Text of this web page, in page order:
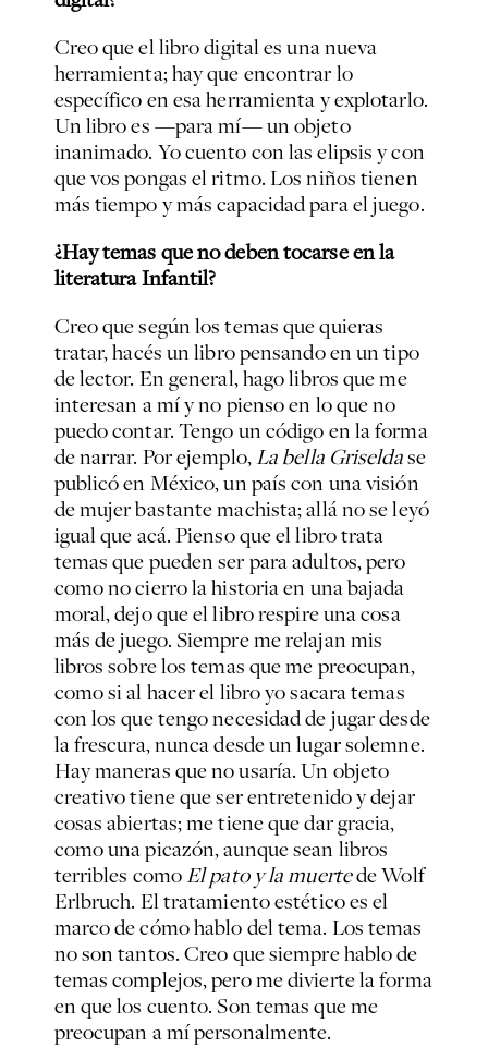
Creo que el libro digital es una nueva
herramienta; hay que encontrar lo
específico en esa herramienta y explotarlo.
Un libro es —para mí— un objeto
inanimado. Yo cuento con las elipsis y con
que vos pongas el ritmo. Los niños tienen
más tiempo y más capacidad para el juego.
¿Hay temas que no deben tocarse en la
literatura Infantil?
Creo que según los temas que quieras
tratar, hacés un libro pensando en un tipo
de lector. En general, hago libros que me
interesan a mí y no pienso en lo que no
puedo contar. Tengo un código en la forma
de narrar. Por ejemplo,La bella Griseldase
publicó en México, un país con una visión
de mujer bastante machista; allá no se leyó
igual que acá. Pienso que el libro trata
temas que pueden ser para adultos, pero
como no cierro la historia en una bajada
moral, dejo que el libro respire una cosa
más de juego. Siempre me relajan mis
libros sobre los temas que me preocupan,
como si al hacer el libro yo sacara temas
con los que tengo necesidad de jugar desde
la frescura, nunca desde un lugar solemne.
Hay maneras que no usaría. Un objeto
creativo tiene que ser entretenido y dejar
cosas abiertas; me tiene que dar gracia,
como una picazón, aunque sean libros
terribles comoEl pato y la muertede Wolf
Erlbruch. El tratamiento estético es el
marco de cómo hablo del tema. Los temas
no son tantos. Creo que siempre hablo de
temas complejos, pero me divierte la forma
en que los cuento. Son temas que me
preocupan a mí personalmente.